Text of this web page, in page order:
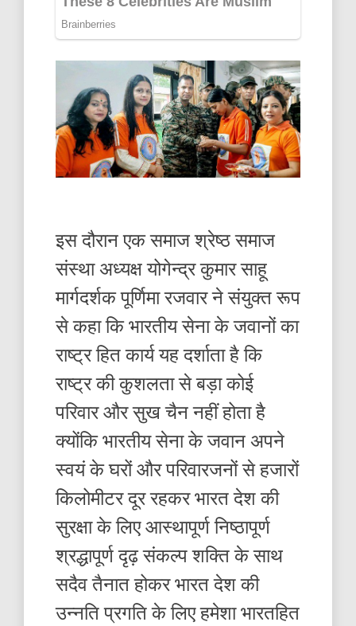
इस दौरान एक समाज श्रेष्ठ समाज
संस्था अध्यक्ष योगेन्द्र कुमार साहू
मार्गदर्शक पूर्णिमा रजवार ने संयुक्त रूप
से कहा कि भारतीय सेना के जवानों का
राष्ट्र हित कार्य यह दर्शाता है कि
राष्ट्र की कुशलता से बड़ा कोई
परिवार और सुख चैन नहीं होता है
क्योंकि भारतीय सेना के जवान अपने
स्वयं के घरों और परिवारजनों से हजारों
किलोमीटर दूर रहकर भारत देश की
सुरक्षा के लिए आस्थापूर्ण निष्ठापूर्ण
श्रद्धापूर्ण दृढ़ संकल्प शक्ति के साथ
सदैव तैनात होकर भारत देश की
उन्नति प्रगति के लिए हमेशा भारतहित